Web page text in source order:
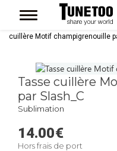
Accessoires
cuillère Motif champigrenouille
Tasse cuillère
par Slash_C
Sublimation
14.00€
Hors frais de port